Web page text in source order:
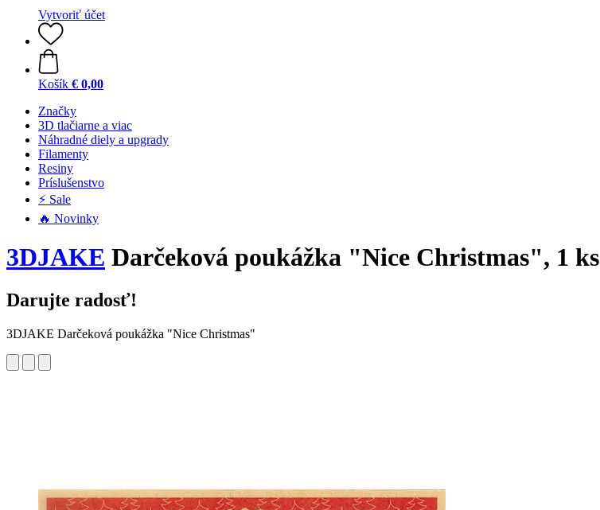
Vytvoriť účet
Košík € 0,00
Značky
3D tlačiarne a viac
Náhradné diely a upgrady
Filamenty
Resiny
Príslušenstvo
⚡ Sale
🔥 Novinky
3DJAKE Darčeková poukážka "Nice Christmas", 1 ks
Darujte radosť!
3DJAKE Darčeková poukážka "Nice Christmas"